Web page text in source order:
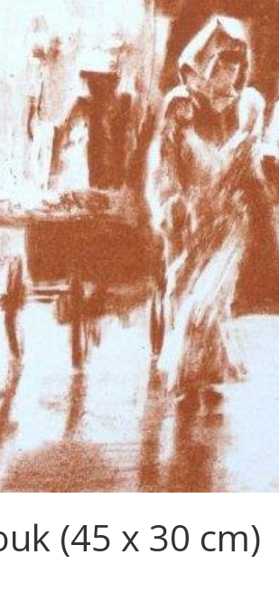
(45 x 30 cm)